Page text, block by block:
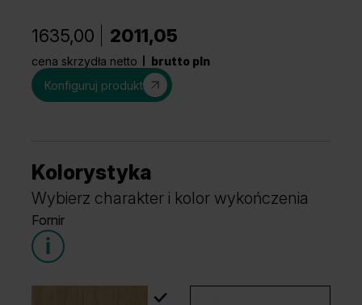
1635,00 2011,05
cena skrzydła netto
brutto pln
Konfiguruj produkt
Kolorystyka
Wybierz charakter i kolor wykończenia
Fornir